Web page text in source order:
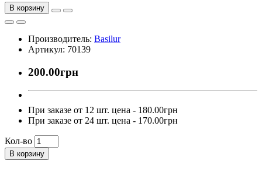
В корзину
Производитель: Basilur
Артикул: 70139
200.00грн
При заказе от 12 шт. цена - 180.00грн
При заказе от 24 шт. цена - 170.00грн
Кол-во
В корзину